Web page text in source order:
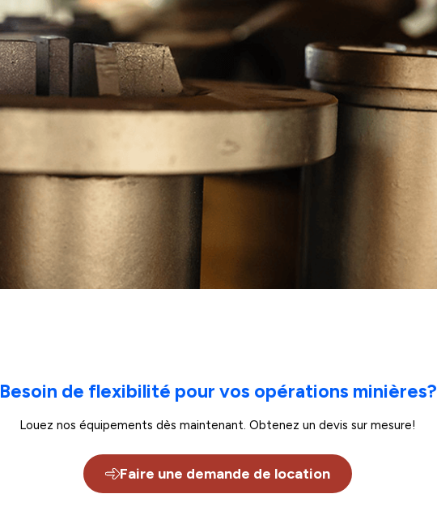
Besoin de flexibilité pour vos opérations minières?
Louez nos équipements dès maintenant. Obtenez un devis sur mesure!
Faire une demande de location